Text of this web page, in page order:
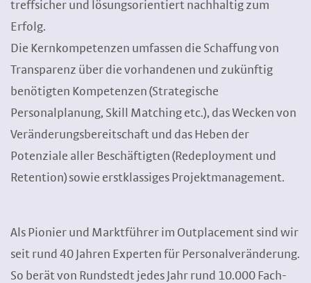
treffsicher und lösungsorientiert nachhaltig zum
Erfolg.
Die Kernkompetenzen umfassen die Schaffung von
Transparenz über die vorhandenen und zukünftig
benötigten Kompetenzen (Strategische
Personalplanung, Skill Matching etc.), das Wecken von
Veränderungsbereitschaft und das Heben der
Potenziale aller Beschäftigten (Redeployment und
Retention) sowie erstklassiges Projektmanagement.
Als Pionier und Marktführer im Outplacement sind wir
seit rund 40 Jahren Experten für Personalveränderung.
So berät von Rundstedt jedes Jahr rund 10.000 Fach-